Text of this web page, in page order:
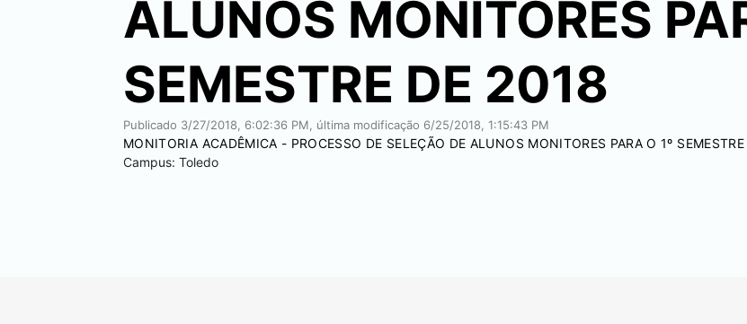
ALUNOS MONITORES
SEMESTRE DE 2018
Publicado 3/27/2018, 6:02:36 PM , última modificação 6/25/2018, 1:15:43 PM
MONITORIA ACADÊMICA - PROCESSO DE SELEÇÃO DE ALUNOS MONITORES PARA O 1º
Campus: Toledo